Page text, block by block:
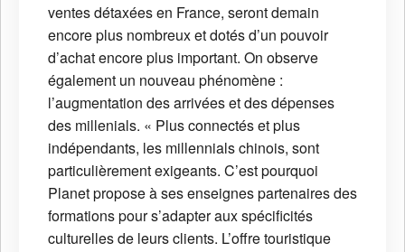
ventes détaxées en France, seront demain
encore plus nombreux et dotés d’un pouvoir
d’achat encore plus important. On observe
également un nouveau phénomène :
l’augmentation des arrivées et des dépenses
des millenials. « Plus connectés et plus
indépendants, les millennials chinois, sont
particulièrement exigeants. C’est pourquoi
Planet propose à ses enseignes partenaires des
formations pour s’adapter aux spécificités
culturelles de leurs clients. L’offre touristique